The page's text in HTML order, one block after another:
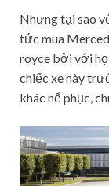
Nhưng tại sao
tức mua
royce bởi với họ
chiếc xe này
khác nể phục,